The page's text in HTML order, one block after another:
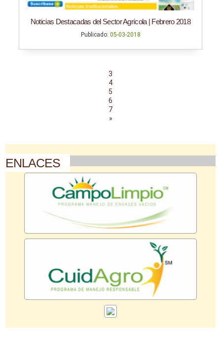
Noticias Destacadas del Sector Agrícola | Febrero 2018
Publicado: 05-03-2018
3
4
5
6
7
»
ENLACES